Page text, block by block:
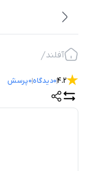
آفلند
4.2
0دیدگاه0پرسش